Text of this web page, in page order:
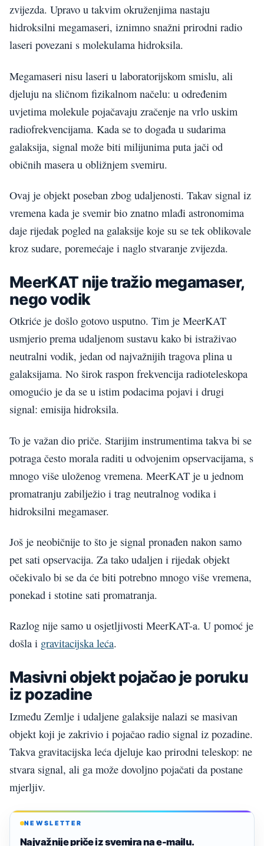
zvijezda. Upravo u takvim okruženjima nastaju
hidroksilni megamaseri, iznimno snažni prirodni radio
laseri povezani s molekulama hidroksila.
Megamaseri nisu laseri u laboratorijskom smislu, ali
djeluju na sličnom fizikalnom načelu: u određenim
uvjetima molekule pojačavaju zračenje na vrlo uskim
radiofrekvencijama. Kada se to događa u sudarima
galaksija, signal može biti milijunima puta jači od
običnih masera u obližnjem svemiru.
Ovaj je objekt poseban zbog udaljenosti. Takav signal iz
vremena kada je svemir bio znatno mlađi astronomima
daje rijedak pogled na galaksije koje su se tek oblikovale
kroz sudare, poremećaje i naglo stvaranje zvijezda.
MeerKAT nije tražio megamaser,
nego vodik
Otkriće je došlo gotovo usputno. Tim je MeerKAT
usmjerio prema udaljenom sustavu kako bi istraživao
neutralni vodik, jedan od najvažnijih tragova plina u
galaksijama. No širok raspon frekvencija radioteleskopa
omogućio je da se u istim podacima pojavi i drugi
signal: emisija hidroksila.
To je važan dio priče. Starijim instrumentima takva bi se
potraga često morala raditi u odvojenim opservacijama, s
mnogo više uloženog vremena. MeerKAT je u jednom
promatranju zabilježio i trag neutralnog vodika i
hidroksilni megamaser.
Još je neobičnije to što je signal pronađen nakon samo
pet sati opservacija. Za tako udaljen i rijedak objekt
očekivalo bi se da će biti potrebno mnogo više vremena,
ponekad i stotine sati promatranja.
Razlog nije samo u osjetljivosti MeerKAT-a. U pomoć je
došla i gravitacijska leća.
Masivni objekt pojačao je poruku
iz pozadine
Između Zemlje i udaljene galaksije nalazi se masivan
objekt koji je zakrivio i pojačao radio signal iz pozadine.
Takva gravitacijska leća djeluje kao prirodni teleskop: ne
stvara signal, ali ga može dovoljno pojačati da postane
mjerljiv.
NEWSLETTER
Najvažnije priče iz svemira na e-mailu.